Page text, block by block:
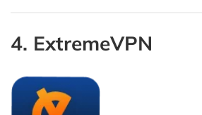
4. ExtremeVPN